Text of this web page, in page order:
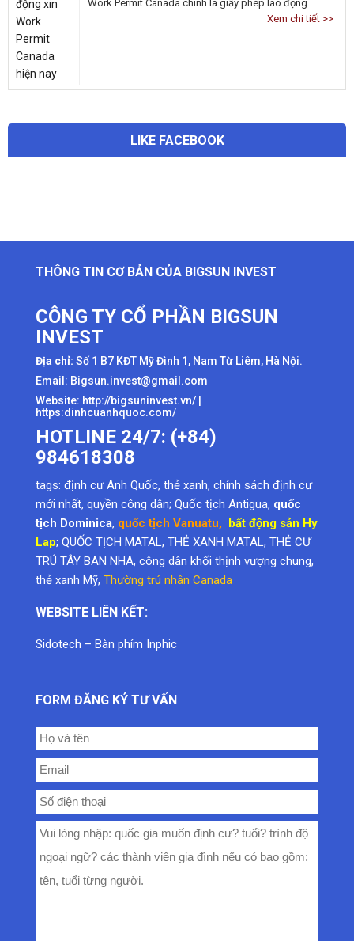
Xem chi tiết >>
LIKE FACEBOOK
CÔNG TY CỔ PHẦN BIGSUN
INVEST
Địa chỉ:Số 1 B7 KĐT Mỹ Đình 1, Nam Từ Liêm, Hà Nội.
Email: Bigsun.invest@gmail.com
Website:http://bigsuninvest.vn/|
https:dinhcuanhquoc.com/
HOTLINE 24/7: (+84)
984618308
mới nhất, quyền công dân; Quốc tịch Antigua,quốc
tịch Dominica, quốc tịch Vanuatu, bất động sản Hy
Lap ; QUỐC TỊCH MATAL, THẺ XANH MATAL, THẺ CƯ
TRÚ TÂY BAN NHA, công dân khối thịnh vượng chung,
thẻ xanh Mỹ,Thường trú nhân Canada